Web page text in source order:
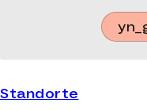
Standorte